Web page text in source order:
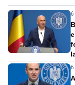
6
6